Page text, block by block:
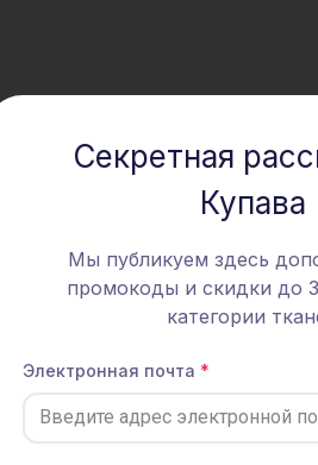
Секретная
Купава
Мы публикуем здесь
промокоды и скидки до
категории
Электронная почта